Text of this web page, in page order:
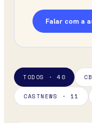
Falar com a
TODOS · 40
CASTNEWS · 11